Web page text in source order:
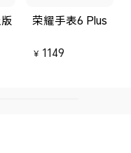
荣耀手表6 Plus
￥ 1149